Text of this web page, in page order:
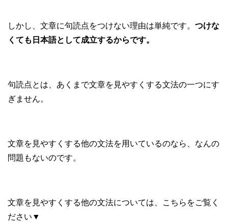
しかし、文章に句読点をつけない理由は単純です。 つけな
くても日本語として成立するからです。
句読点とは、あくまで文章を見やすくする文法の一つにす
ぎません。
文章を見やすくする他の文法を用いているのなら、なんの
問題もないのです。
文章を見やすくする他の文法については、こちらをご覧く
ださい▼